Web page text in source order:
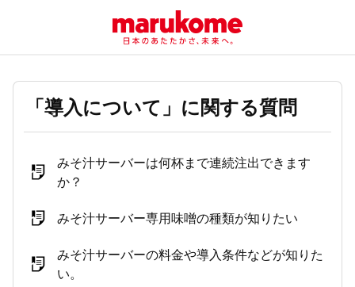
「導入について」に関する質問
みそ汁サーバーは何杯まで連続注出できます
か？
みそ汁サーバー専用味噌の種類が知りたい
みそ汁サーバーの料金や導入条件などが知りた
い。